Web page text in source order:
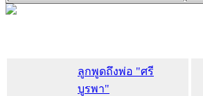
ลูกพูดถึงพ่อ "ศรี
บูรพา"